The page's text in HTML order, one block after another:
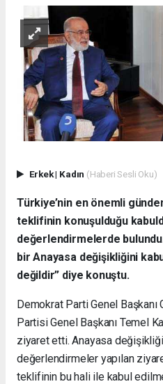
Erkek| Kadın (Haberi Sesli Oku)
Türkiye’nin en önemli
teklifinin konuşulduğu
değerlendirmelerde
bir Anayasa değişikliğini
değildir” diye konuştu.
Demokrat Parti Genel Başkanı
Partisi Genel Başkanı Temel
ziyaret etti. Anayasa
değerlendirmeler yapılan
teklifinin bu hali ile kabul